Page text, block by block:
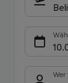
Wer